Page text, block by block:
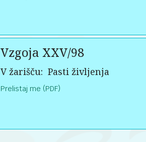
Vzgoja XXV/98
V žarišču: Pasti življenja
Prelistaj me (PDF)